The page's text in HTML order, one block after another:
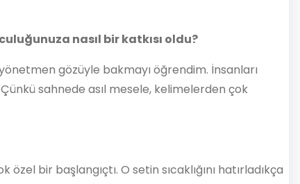
nasıl bir katkısı oldu?
gözüyle bakmayı öğrendim. İnsanları
sahnede asıl mesele, kelimelerden çok
bir başlangıçtı. O setin sıcaklığını hatırladıkça